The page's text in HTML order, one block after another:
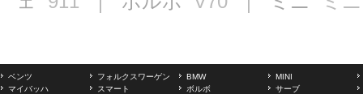
ベンツ フォルクスワーゲン BMW
MINI
マイバッハ
スマート ボルボ
サーブ